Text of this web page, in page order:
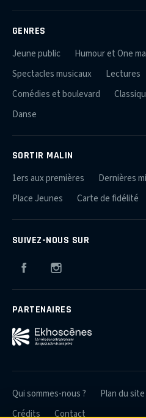
GENRES
Jeune public
Humour et One
Spectacles musicaux
Lectures
Comédies et boulevard
Danse
SORTIR MALIN
1ers aux premières Dernières
Place Jeunes
Carte de fidélité
SUIVEZ-NOUS SUR
Facebook
PARTENAIRES
Qui sommes-nous ? Plan du site
Crédits
Contact